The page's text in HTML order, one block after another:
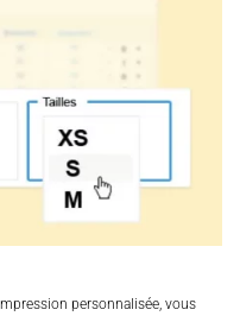
personnalisée, vous